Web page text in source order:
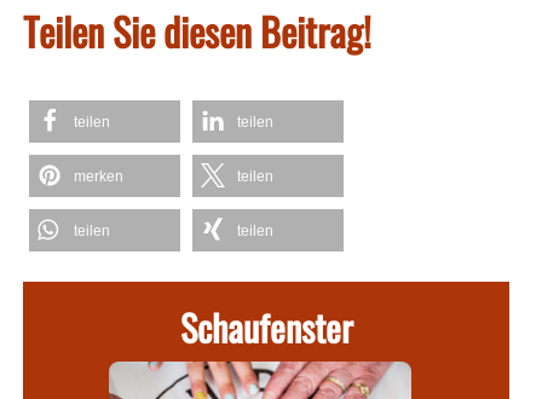
Teilen Sie diesen Beitrag!
teilen teilen
merken teilen
teilen teilen
Schaufenster